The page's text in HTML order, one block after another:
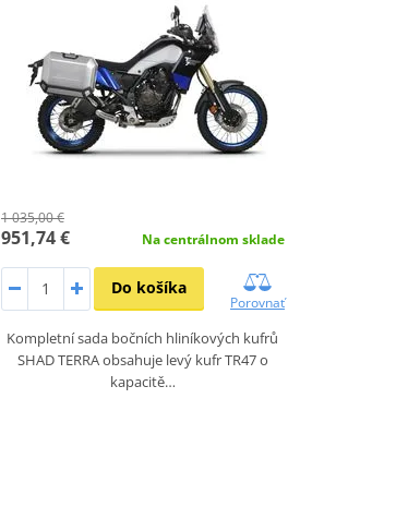
1 035,00 €
951,74 € Na centrálnom sklade
Do košíka
Porovnať
Kompletní sada bočních hliníkových kufrů
SHAD TERRA obsahuje levý kufr TR47 o
kapacitě…